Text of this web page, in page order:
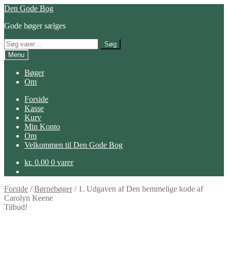
Spring
navigation
Spring
indhold
Den Gode Bog
Gode bøger sælges
Søg
efter:
Søg
Menu
Bøger
Om
Forside
Kasse
Kurv
Min Konto
Om
Velkommen til Den Gode Bog
kr. 0.00 0 varer
Forside /Børnebøger/ 1. Udgaven af Den hemmelige kode af
Carolyn Keene
Tilbud!